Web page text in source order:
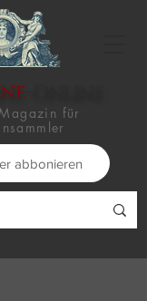
für
abbonieren